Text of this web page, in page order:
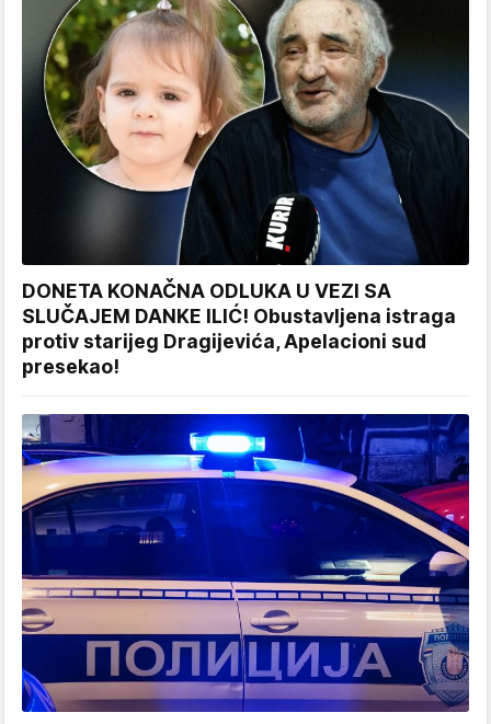
DONETA KONAČNA ODLUKA U VEZI SA
SLUČAJEM DANKE ILIĆ! Obustavljena istraga
protiv starijeg Dragijevića, Apelacioni sud
presekao!